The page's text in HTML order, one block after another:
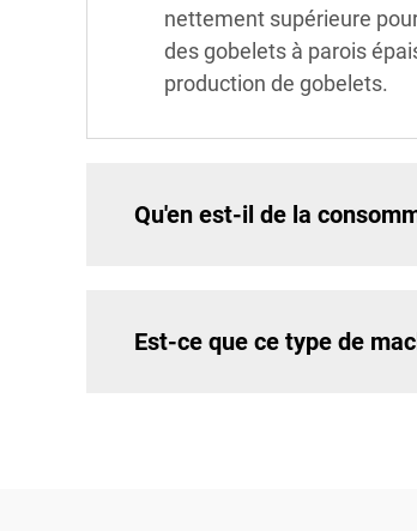
nettement supérieure
des gobelets à parois
production de gobelets.
Qu'en est-il de la
Est-ce que ce type de